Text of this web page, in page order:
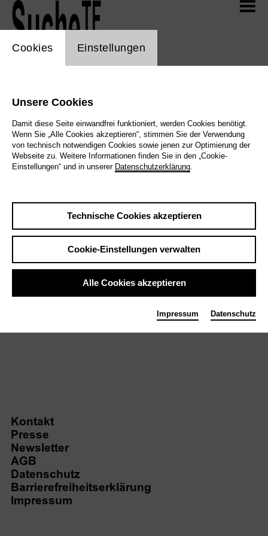
Zum Hauptinhalt der Seite springen
Cookies
Einstellungen
Unsere Cookies
Damit diese Seite einwandfrei funktioniert, werden Cookies benötigt.
Wenn Sie „Alle Cookies akzeptieren“, stimmen Sie der Verwendung
von technisch notwendigen Cookies sowie jenen zur Optimierung der
Webseite zu. Weitere Informationen finden Sie in den „Cookie-
Einstellungen“ und in unserer Datenschutzerklärung.
Technische Cookies akzeptieren
Cookie-Einstellungen verwalten
Alle Cookies akzeptieren
Impressum Datenschutz
AktuellTF
Programm
SelfiesTF
MediathekTF
InfoTF
SucheTF
Hier könnt ihr euren Suchbegriff
eingeben!
Seiten
Produktionen
Kontakt
Presse
Newsletter
AGB
Datenschutz
Barrierefreiheitserklärung
Impressum